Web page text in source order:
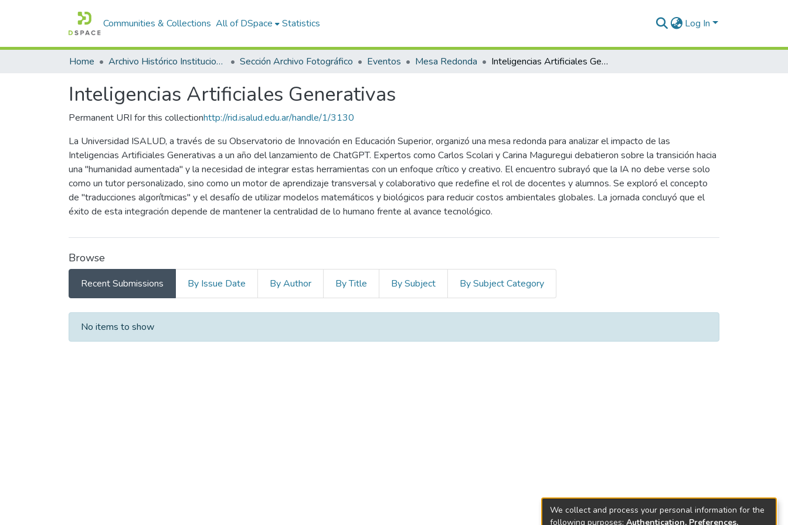
Communities & Collections All of DSpace Statistics Log In
Home Archivo Histórico Institucional Sección Archivo Fotográfico Eventos Mesa Redonda Inteligencias Artificiales Generativas
Inteligencias Artificiales Generativas
Permanent URI for this collectionhttp://rid.isalud.edu.ar/handle/1/3130
La Universidad ISALUD, a través de su Observatorio de Innovación en Educación Superior, organizó una mesa redonda para analizar el impacto de las
Inteligencias Artificiales Generativas a un año del lanzamiento de ChatGPT. Expertos como Carlos Scolari y Carina Maguregui debatieron sobre la transición hacia
una "humanidad aumentada" y la necesidad de integrar estas herramientas con un enfoque crítico y creativo. El encuentro subrayó que la IA no debe verse solo
como un tutor personalizado, sino como un motor de aprendizaje transversal y colaborativo que redefine el rol de docentes y alumnos. Se exploró el concepto
de "traducciones algorítmicas" y el desafío de utilizar modelos matemáticos y biológicos para reducir costos ambientales globales. La jornada concluyó que el
éxito de esta integración depende de mantener la centralidad de lo humano frente al avance tecnológico.
Browse
Recent Submissions By Issue Date By Author By Title By Subject By Subject Category
Recent Submissions
No items to show
We collect and process your personal information for the
following purposes: Authentication, Preferences,